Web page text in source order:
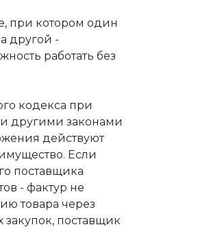
при котором один
другой -
работать без
кодекса при
другими законами
действуют
Если
поставщика
- фактур не
товара через
закупок, поставщик